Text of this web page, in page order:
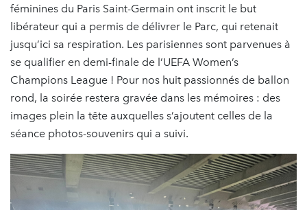
féminines du Paris Saint-Germain ont inscrit le but
libérateur qui a permis de délivrer le Parc, qui retenait
jusqu’ici sa respiration. Les parisiennes sont parvenues à
se qualifier en demi-finale de l’UEFA Women’s
Champions League ! Pour nos huit passionnés de ballon
rond, la soirée restera gravée dans les mémoires : des
images plein la tête auxquelles s’ajoutent celles de la
séance photos-souvenirs qui a suivi.